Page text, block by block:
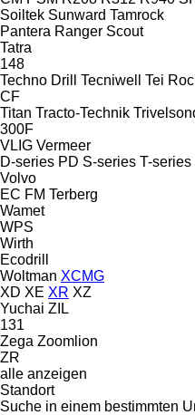
Soiltek Sunward Tamrock
Pantera Ranger Scout
Tatra
148
Techno Drill
Tecniwell Tei
CF
Titan Tracto-Technik
300F
VLIG Vermeer
D-series PD S-series T-series
Volvo
EC FM Terberg
Wamet
WPS
Wirth
Ecodrill
Woltman XCMG
XD XE XR XZ
Yuchai ZIL
131
Zega Zoomlion
ZR
alle anzeigen
Standort
Suche in einem bestimmten